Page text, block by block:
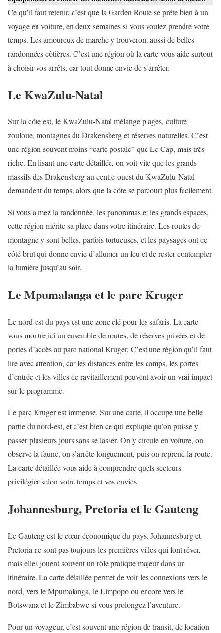
Ce qu’il faut retenir, c’est que la Garden Route se prête bien à un
voyage en voiture, en deux semaines si vous voulez prendre votre
temps. Les amoureux de marche y trouveront aussi de belles
randonnées côtières. C’est une région où la carte vous aide surtout
à choisir vos arrêts, car tout donne envie de s’arrêter.
Le KwaZulu-Natal
Sur la côte est, le KwaZulu-Natal mélange plages, culture
zouloue, montagnes du Drakensberg et réserves naturelles. C’est
une région souvent moins “carte postale” que Le Cap, mais très
riche. En lisant une carte détaillée, on voit vite que les grands
massifs des Drakensberg au centre-ouest du KwaZulu-Natal
demandent du temps, alors que la côte se parcourt plus facilement.
Si vous aimez la randonnée, les panoramas et les grands espaces,
cette région mérite sa place dans votre itinéraire. Les routes de
montagne y sont belles, parfois tortueuses, et les paysages ont ce
côté brut qui donne envie d’allumer un feu et de rester contempler
la lumière jusqu’au soir.
Le Mpumalanga et le parc Kruger
Le nord-est du pays est une zone clé pour les safaris. La carte
vous montre ici un ensemble de routes, de réserves privées et de
portes d’accès au parc national Kruger. C’est une région qu’il faut
lire avec attention, car les distances entre les camps, les portes
d’entrée et les villes de ravitaillement peuvent avoir un vrai impact
sur le programme.
Le parc Kruger est immense. Sur une carte, il occupe une belle
partie du nord-est, et c’est bien ce qui explique qu’on puisse y
passer plusieurs jours sans se lasser. On y circule en voiture, on
observe la faune, on s’arrête longuement, puis on reprend la route.
La carte détaillée vous aide à comprendre quels secteurs
privilégier selon votre temps et vos envies.
Johannesburg, Pretoria et le Gauteng
Le Gauteng est le cœur économique du pays. Johannesburg et
Pretoria ne sont pas toujours les premières villes qui font rêver,
mais elles jouent souvent un rôle pratique majeur dans un
itinéraire. La carte détaillée permet de voir les connexions vers le
nord, vers le Mpumalanga, le Limpopo ou encore vers le
Botswana et le Zimbabwe si vous prolongez l’aventure.
Pour un voyageur, c’est souvent une région de transit, de location